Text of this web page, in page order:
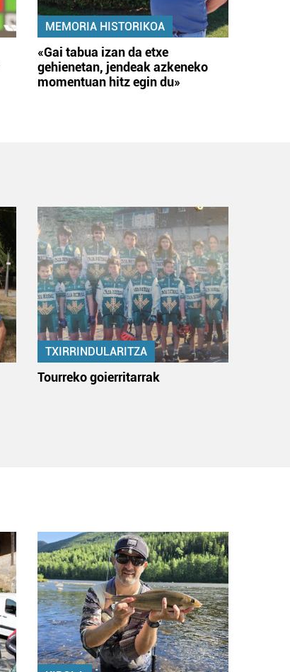
MEMORIA HISTORIKOA
«Gai tabua izan da etxe
gehienetan, jendeak azkeneko
momentuan hitz egin du»
TXIRRINDULARITZA
Tourreko goierritarrak